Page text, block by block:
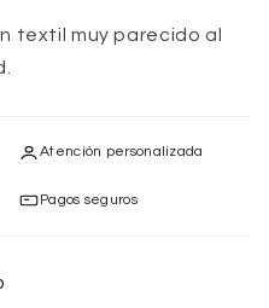
textil muy parecido al
Atención personalizada
Pagos seguros